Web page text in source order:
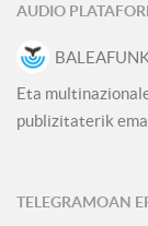
AUDIO
Eta
publizitaterik
TELEGRAMOAN